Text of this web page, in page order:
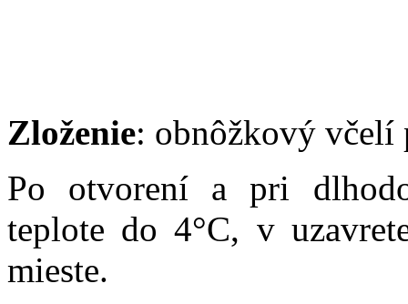
Zloženie: obnôžkový včelí
Po otvorení a pri
teplote do 4°C, v
mieste.